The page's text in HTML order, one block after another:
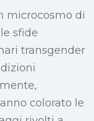
microcosmo di
sfide
transgender
colorato le